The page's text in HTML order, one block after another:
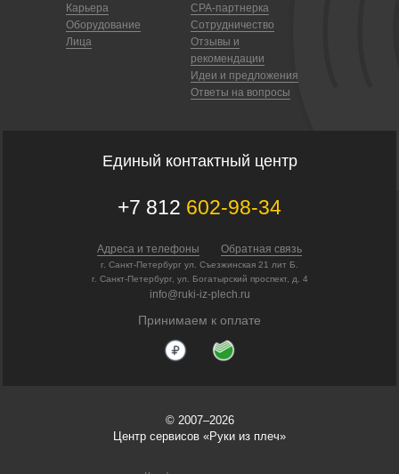
Карьера
Оборудование
Лица
CPA-партнерка
Сотрудничество
Отзывы и
рекомендации
Идеи и предложения
Ответы на вопросы
Единый контактный центр
+7 812 602-98-34
Адреса и телефоны Обратная связь
г. Санкт-Петербург ул. Съезжинская 21 лит Б.
г. Санкт-Петербург, ул. Богатырский проспект, д. 4
info@ruki-iz-plech.ru
Принимаем к оплате
© 2007–2026
Центр сервисов «Руки из плеч»